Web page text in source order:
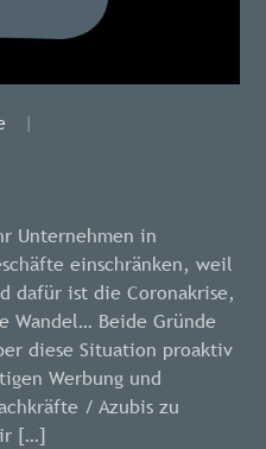
|
Unternehmen in
einschränken, weil
dafür ist die Coronakrise,
Wandel… Beide Gründe
diese Situation proaktiv
Werbung und
/ Azubis zu
[…]